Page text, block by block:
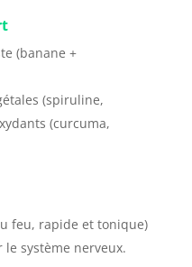
(banane +
(spiruline,
(curcuma,
feu, rapide et tonique)
système nerveux.